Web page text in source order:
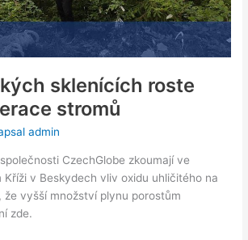
sklenících roste
stromů
admin
CzechGlobe zkoumají ve
Kříži v Beskydech vliv oxidu uhličitého na
že vyšší množství plynu porostům
zde.